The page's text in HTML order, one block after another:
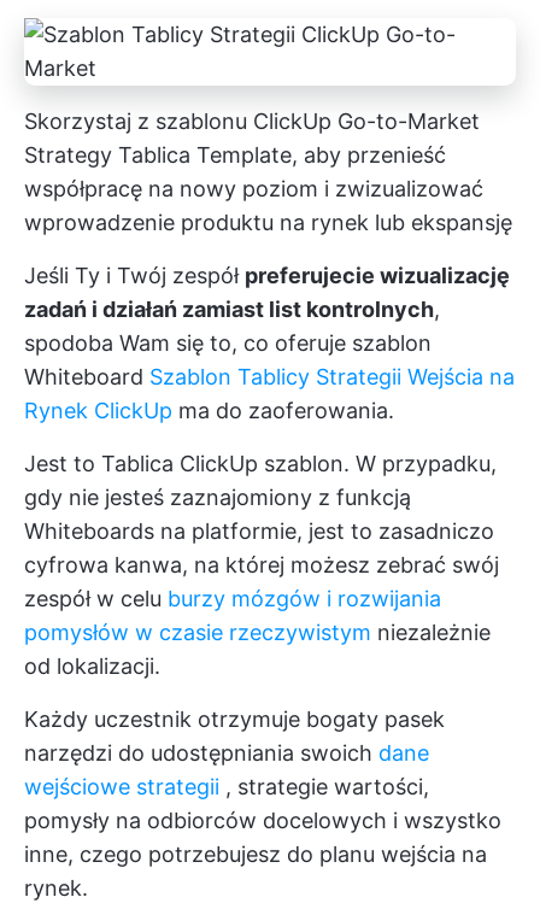
Skorzystaj z szablonu ClickUp Go-to-Market
Strategy Tablica Template, aby przenieść
współpracę na nowy poziom i zwizualizować
wprowadzenie produktu na rynek lub ekspansję
Jeśli Ty i Twój zespół preferujecie wizualizację
zadań i działań zamiast list kontrolnych,
spodoba Wam się to, co oferuje szablon
Whiteboard Szablon Tablicy Strategii Wejścia na
Rynek ClickUp ma do zaoferowania.
Jest to Tablica ClickUp szablon. W przypadku,
gdy nie jesteś zaznajomiony z funkcją
Whiteboards na platformie, jest to zasadniczo
cyfrowa kanwa, na której możesz zebrać swój
zespół w celu burzy mózgów i rozwijania
pomysłów w czasie rzeczywistym niezależnie
od lokalizacji.
Każdy uczestnik otrzymuje bogaty pasek
narzędzi do udostępniania swoich dane
wejściowe strategii , strategie wartości,
pomysły na odbiorców docelowych i wszystko
inne, czego potrzebujesz do planu wejścia na
rynek.